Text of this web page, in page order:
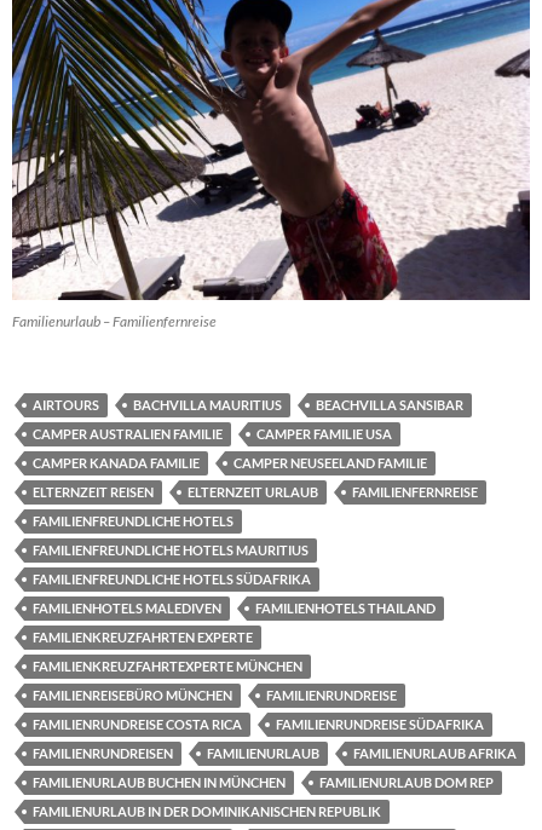
Familienurlaub – Familienfernreise
AIRTOURS BACHVILLA MAURITIUS
BEACHVILLA SANSIBAR
CAMPER AUSTRALIEN FAMILIE
CAMPER FAMILIE USA
CAMPER KANADA FAMILIE
CAMPER NEUSEELAND FAMILIE
ELTERNZEIT REISEN
ELTERNZEIT URLAUB
FAMILIENFERNREISE
FAMILIENFREUNDLICHE HOTELS
FAMILIENFREUNDLICHE HOTELS MAURITIUS
FAMILIENFREUNDLICHE HOTELS SÜDAFRIKA
FAMILIENHOTELS MALEDIVEN
FAMILIENHOTELS THAILAND
FAMILIENKREUZFAHRTEN EXPERTE
FAMILIENKREUZFAHRTEXPERTE MÜNCHEN
FAMILIENREISEBÜRO MÜNCHEN
FAMILIENRUNDREISE
FAMILIENRUNDREISE COSTA RICA
FAMILIENRUNDREISE SÜDAFRIKA
FAMILIENRUNDREISEN
FAMILIENURLAUB
FAMILIENURLAUB AFRIKA
FAMILIENURLAUB BUCHEN IN MÜNCHEN
FAMILIENURLAUB DOM REP
FAMILIENURLAUB IN DER DOMINIKANISCHEN REPUBLIK